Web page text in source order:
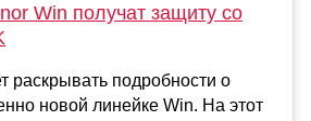
Win получат защиту со
раскрывать подробности о
новой линейке Win. На этот